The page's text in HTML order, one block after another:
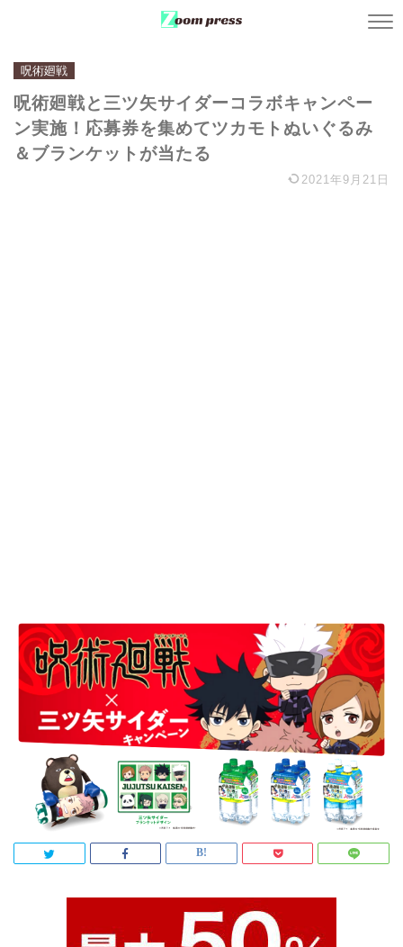
呪術廻戦
呪術廻戦と三ツ矢サイダーコラボキャンペー
ン実施！応募券を集めてツカモトぬいぐるみ
＆ブランケットが当たる
2021年9月21日